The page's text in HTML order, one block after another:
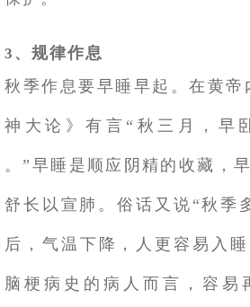
3、 规律作息
秋季作息要早睡早起。在黄帝
神大论》有言“秋三月，早
。”早睡是顺应阴精的收藏，
舒长以宣肺。俗话又说“秋季
后，气温下降，人更容易入
脑梗病史的病人而言，容易